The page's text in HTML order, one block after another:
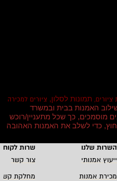
ציורים, תמונות לסלון, ציורים למכירה
האמנות בבית ובמשרד
מוסמכים, כך שכל מתעניין/רוכש
כדי לשלב את האמנות האהובה
השרות שלנו
שרות
ייעוץ אמנותי
צור קשר
מכירת אמנות
מחלקת